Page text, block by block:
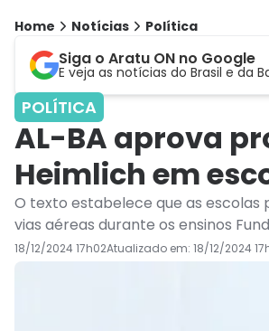
Home Notícias Política
Siga o Aratu ON no Google
E veja as notícias do Brasil e da
POLÍTICA
AL-BA aprova
Heimlich em
O texto estabelece que as
vias aéreas durante os ensinos
18/12/2024 17h02Atualizado em: 18/12/2024